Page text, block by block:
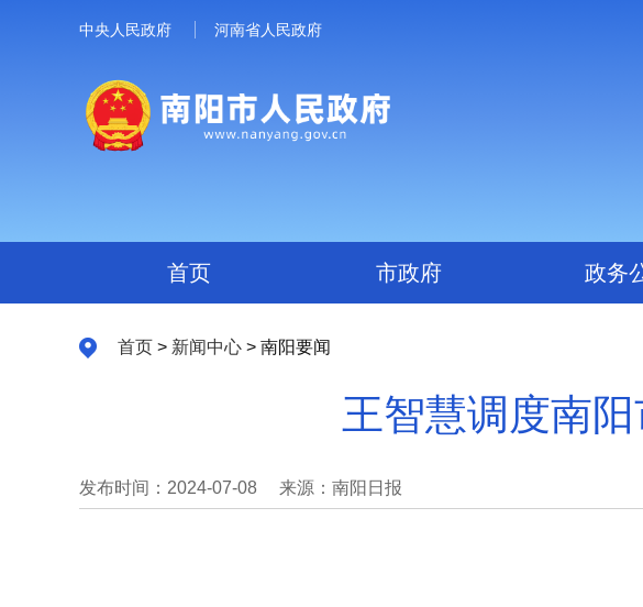
中央人民政府 河南省人民政府
首页 市政府 政务
首页 > 新闻中心 > 南阳要闻
王智慧调度南
发布时间：2024-07-08 来源：南阳日报